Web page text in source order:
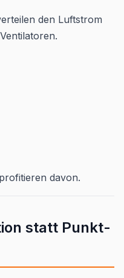
den Luftstrom
davon.
statt Punkt-